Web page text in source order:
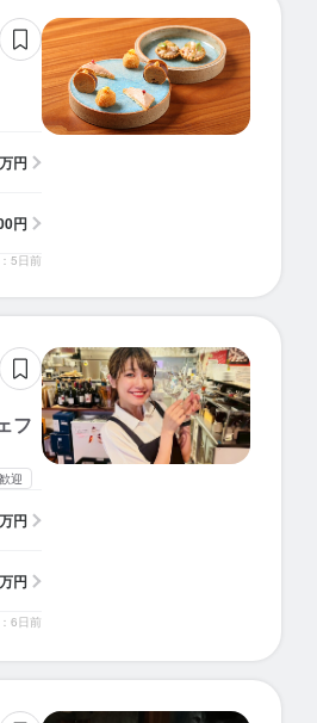
円
円
5日前
フ
迎
円
円
6日前
求人を選択する
エ
求人を選択する
エ
求人を選択する
エ
エ
求人を選択する
エ 時給：
求人を選択する
エ
求人を選択する
エ
エ
求人を選択する
エ
エ
求人を選択する
エ
エ
求人を選択する
エ
求人を選択する
エ
求人を選択する
エ
求人を選択する
エ
求人を選択する
エ
求人を選択する
エ
エ
求人を選択する
エ
求人を選択する
エ
求人を選択する
エ
求人を選択する
エ
求人を選択する
エ
エ
求人を選択する
エ